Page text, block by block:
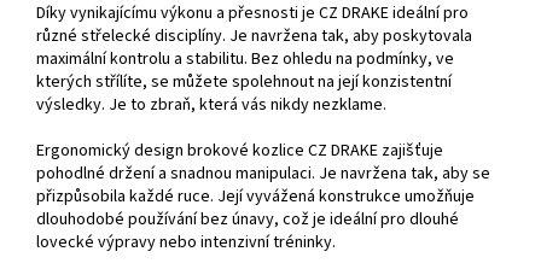
Díky vynikajícímu výkonu a přesnosti je CZ DRAKE ideální pro
různé střelecké disciplíny. Je navržena tak, aby poskytovala
maximální kontrolu a stabilitu. Bez ohledu na podmínky, ve
kterých střílíte, se můžete spolehnout na její konzistentní
výsledky. Je to zbraň, která vás nikdy nezklame.
Ergonomický design brokové kozlice CZ DRAKE zajišťuje
pohodlné držení a snadnou manipulaci. Je navržena tak, aby se
přizpůsobila každé ruce. Její vyvážená konstrukce umožňuje
dlouhodobé používání bez únavy, což je ideální pro dlouhé
lovecké výpravy nebo intenzivní tréninky.